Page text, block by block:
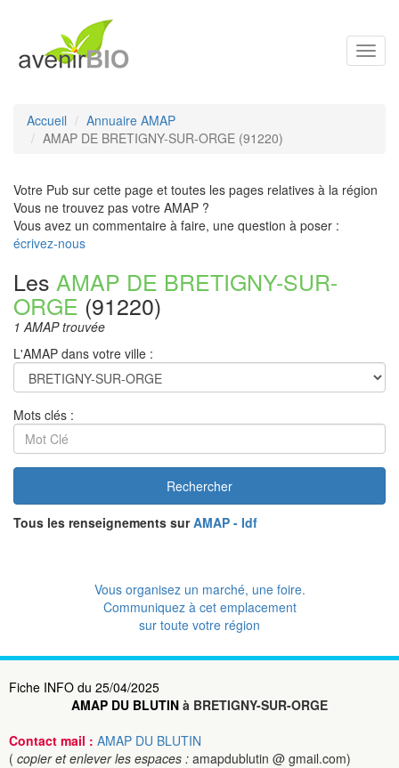
Accueil
Annuaire AMAP
AMAP DE BRETIGNY-SUR-ORGE (91220)
Votre Pub sur cette page et toutes les pages relatives à la région
Vous ne trouvez pas votre AMAP ?
Vous avez un commentaire à faire, une question à poser :
écrivez-nous
Les AMAP DE BRETIGNY-SUR-
ORGE (91220)
1 AMAP trouvée
L'AMAP dans votre ville :
Mots clés :
Rechercher
Tous les renseignements surAMAP - Idf
Vous organisez un marché, une foire.
Communiquez à cet emplacement
sur toute votre région
Fiche INFO du 25/04/2025
AMAP DU BLUTIN à BRETIGNY-SUR-ORGE
Contact mail : AMAP DU BLUTIN
( copier et enlever les espaces : amapdublutin @ gmail.com)